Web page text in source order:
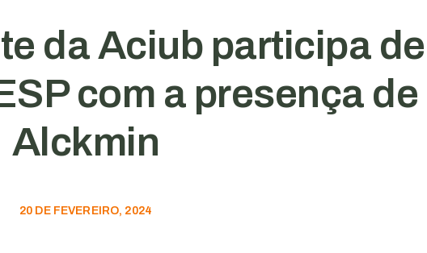
da Aciub participa de
com a presença de
Alckmin
20 DE FEVEREIRO, 2024